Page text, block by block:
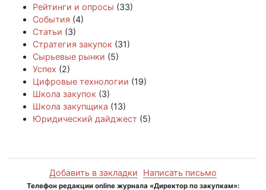
Рейтинги и опросы (33)
События (4)
Статьи (3)
Стратегия закупок (31)
Сырьевые рынки (5)
Успех (2)
Цифровые технологии (19)
Школа закупок (3)
Школа закупщика (13)
Юридический дайджест (5)
Добавить в закладки Написать письмо
Телефон редакции online журнала «Директор по закупкам»: